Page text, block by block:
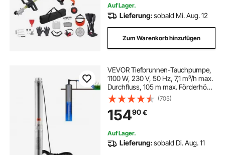
Auf Lager.
Lieferung:sobald Mi. Aug. 12
Zum Warenkorb hinzufügen
VEVOR Tiefbrunnen-Tauchpumpe,
1100 W, 230 V, 50 Hz, 7,1 m³/h max.
Durchfluss, 105 m max. Förderhöhe
mit 19,4 m Stromkabel, Edelstahl-
Wasserpumpen für industrielle
Bewässerung und den
Heimgebrauch, IP68-
Wasserschutzklasse
(705)
15490€
Auf Lager.
Lieferung:sobald Di. Aug. 11